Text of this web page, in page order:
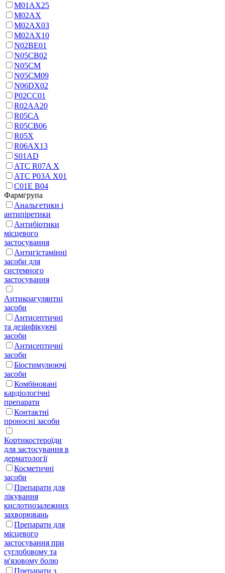
M01AX25
M02AX
M02AX03
M02AX10
N02BE01
N05CB02
N05CM
N05CM09
N06DX02
P02CC01
R02AA20
R05CA
R05CB06
R05X
R06AX13
S01AD
АТС R07A X
АТС Р03А Х01
С01Е В04
Фармгрупа
Анальгетики і
антипіретики
Антибіотики
місцевого
застосування
Антигістамінні
засоби для
системного
застосування
Антикоагулянтні
засоби
Антисептичні
та дезінфікуючі
засоби
Антисептичні
засоби
Біостимулюючі
засоби
Комбіновані
кардіологічні
препарати
Контактні
проносні засоби
Кортикостероїди
для застосування в
дерматології
Косметичні
засоби
Препарати для
лікування
кислотнозалежних
захворювань
Препарати для
місцевого
застосування при
суглобовому та
м'язовому болю
Препарати з